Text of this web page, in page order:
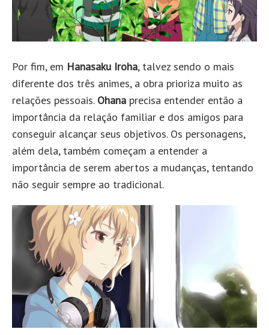
Por fim, em Hanasaku Iroha, talvez sendo o mais
diferente dos três animes, a obra prioriza muito as
relações pessoais. Ohana precisa entender então a
importância da relação familiar e dos amigos para
conseguir alcançar seus objetivos. Os personagens,
além dela, também começam a entender a
importância de serem abertos a mudanças, tentando
não seguir sempre ao tradicional.